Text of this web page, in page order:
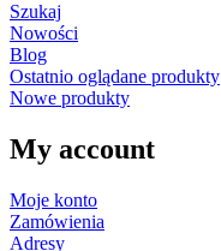
Szukaj
Nowości
Blog
Ostatnio oglądane produkty
Nowe produkty
My account
Moje konto
Zamówienia
Adresy